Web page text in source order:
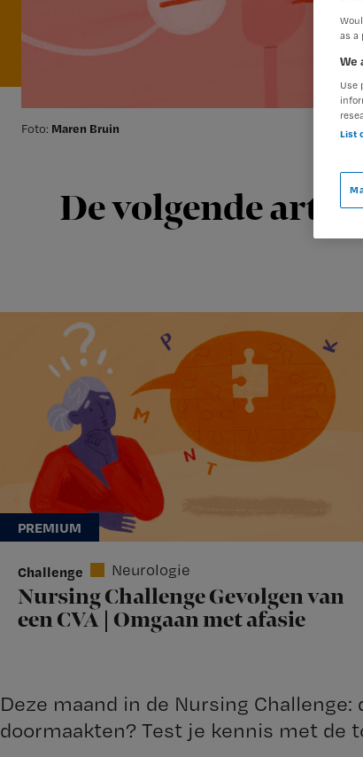
Foto: Maren Bruin
De volgende
Challenge Neurologie
Nursing Challenge Gevolgen van
een CVA | Omgaan met afasie
Deze maand in de Nursing
doormaakten? Test je kennis met de
as a
We
Use
List